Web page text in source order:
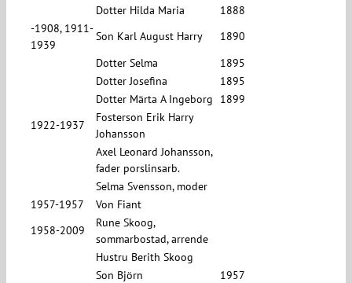
Dotter Hilda Maria
1888
-1908, 1911-
1939
Son Karl August Harry
1890
Dotter Selma
1895
Dotter Josefina
1895
Dotter Märta A Ingeborg
1899
1922-1937
Fosterson Erik Harry
Johansson
Axel Leonard Johansson,
fader porslinsarb.
Selma Svensson, moder
1957-1957
Von Fiant
1958-2009
Rune Skoog,
sommarbostad, arrende
Hustru Berith Skoog
Son Björn
1957